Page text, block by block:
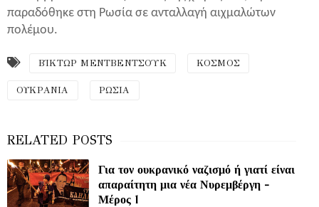
παραδόθηκε στη Ρωσία σε ανταλλαγή αιχμαλώτων
πολέμου.
ΒΊΚΤΩΡ ΜΕΝΤΒΕΝΤΣΟΎΚ ΚΟΣΜΟΣ
ΟΥΚΡΑΝΙΑ ΡΩΣΙΑ
Για τον ουκρανικό ναζισμό ή γιατί είναι
απαραίτητη μια νέα Νυρεμβέργη -
Μέρος 1